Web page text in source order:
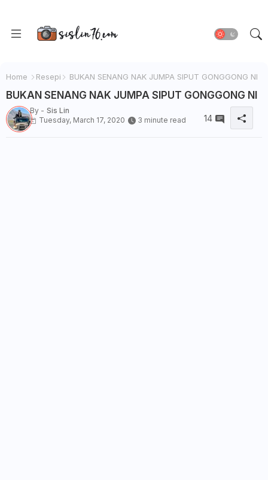
Home Resepi BUKAN SENANG NAK JUMPA SIPUT GONGGONG NI
BUKAN SENANG NAK JUMPA SIPUT GONGGONG NI
By - Sis Lin
Tuesday, March 17, 2020
3 minute read 14